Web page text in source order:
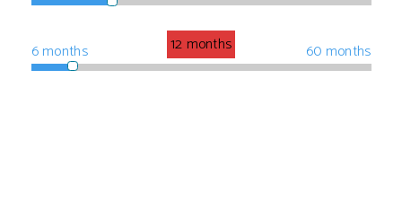
6 months 12 months 60 months